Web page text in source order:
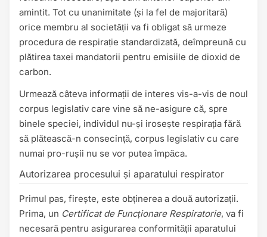
amintit. Tot cu unanimitate (și la fel de majoritară)
orice membru al societății va fi obligat să urmeze
procedura de respirație standardizată, deîmpreună cu
plătirea taxei mandatorii pentru emisiile de dioxid de
carbon.
Urmează câteva informații de interes vis-a-vis de noul
corpus legislativ care vine să ne-asigure că, spre
binele speciei, individul nu-și irosește respirația fără
să plătească-n consecință, corpus legislativ cu care
numai pro-rușii nu se vor putea împăca.
Autorizarea procesului și aparatului respirator
Primul pas, firește, este obținerea a două autorizații.
Prima, un Certificat de Funcționare Respiratorie, va fi
necesară pentru asigurarea conformității aparatului